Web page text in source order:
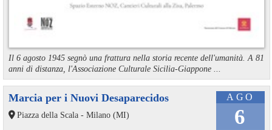
Il 6 agosto 1945 segnò una frattura nella storia recente dell'umanità. A 81
anni di distanza, l'Associazione Culturale Sicilia-Giappone ...
AGO
6
Marcia per i Nuovi Desaparecidos
Piazza della Scala - Milano (MI)